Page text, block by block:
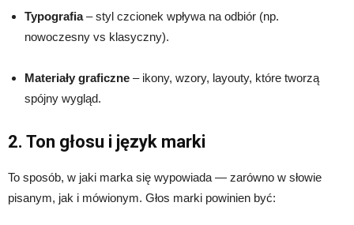
Typografia– styl czcionek wpływa na odbiór (np.
nowoczesny vs klasyczny).
Materiały graficzne – ikony, wzory, layouty, które tworzą
spójny wygląd.
2. Ton głosu i język marki
To sposób, w jaki marka się wypowiada — zarówno w słowie
pisanym, jak i mówionym. Głos marki powinien być: